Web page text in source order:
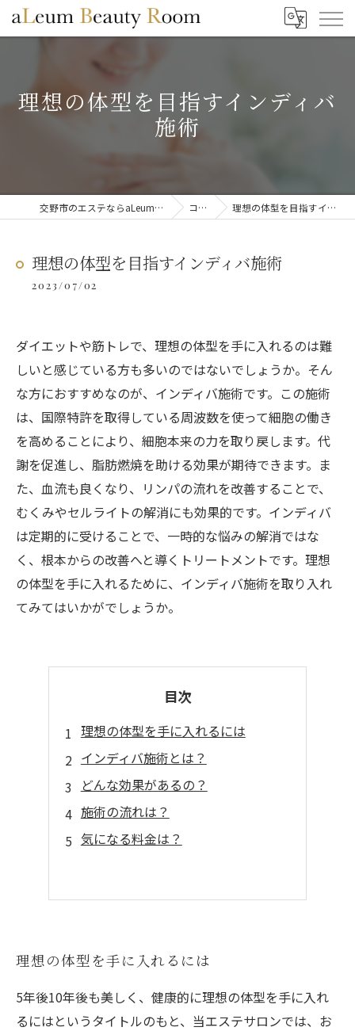
理想の体型を目指すインディバ
施術
交野市のエステならaLeum Beauty Room コラム 理想の体型を目指すインディバ施術
理想の体型を目指すインディバ施術
2023/07/02
ダイエットや筋トレで、理想の体型を手に入れるのは難
しいと感じている方も多いのではないでしょうか。そん
な方におすすめなのが、インディバ施術です。この施術
は、国際特許を取得している周波数を使って細胞の働き
を高めることにより、細胞本来の力を取り戻します。代
謝を促進し、脂肪燃焼を助ける効果が期待できます。ま
た、血流も良くなり、リンパの流れを改善することで、
むくみやセルライトの解消にも効果的です。インディバ
は定期的に受けることで、一時的な悩みの解消ではな
く、根本からの改善へと導くトリートメントです。理想
の体型を手に入れるために、インディバ施術を取り入れ
てみてはいかがでしょうか。
目次
理想の体型を手に入れるには
インディバ施術とは？
どんな効果があるの？
施術の流れは？
気になる料金は？
理想の体型を手に入れるには
5年後10年後も美しく、健康的に理想の体型を手に入れ
るにはというタイトルのもと、当エステサロンでは、お